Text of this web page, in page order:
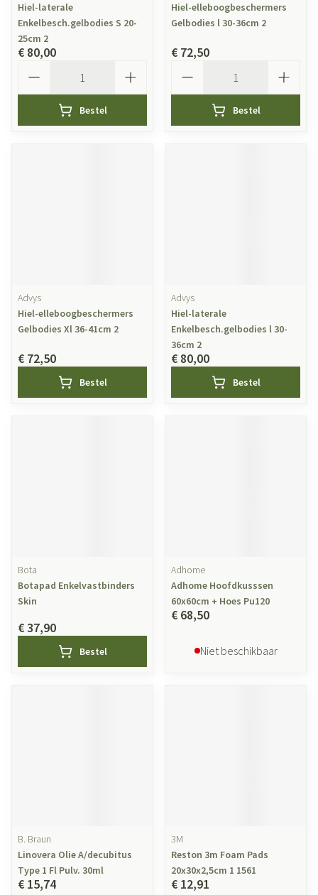
Hiel-laterale
Enkelbesch.gelbodies S 20-
25cm 2
€ 80,00
Bestel
Hiel-elleboogbeschermers
Gelbodies l 30-36cm 2
€ 72,50
Bestel
Advys
Hiel-elleboogbeschermers
Gelbodies Xl 36-41cm 2
€ 72,50
Bestel
Advys
Hiel-laterale
Enkelbesch.gelbodies l 30-
36cm 2
€ 80,00
Bestel
Bota
Botapad Enkelvastbinders
Skin
€ 37,90
Bestel
Adhome
Adhome Hoofdkusssen
60x60cm + Hoes Pu120
€ 68,50
Niet beschikbaar
B. Braun
Linovera Olie A/decubitus
Type 1 Fl Pulv. 30ml
€ 15,74
3M
Reston 3m Foam Pads
20x30x2,5cm 1 1561
€ 12,91